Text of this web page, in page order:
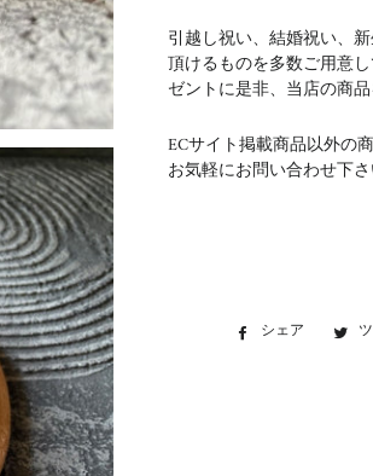
引越し祝い、結婚祝い、
頂けるものを多数ご用意
ゼントに是非、当店の商
ECサイト掲載商品以外の
お気軽にお問い合わせ下さ
シェア
Facebook